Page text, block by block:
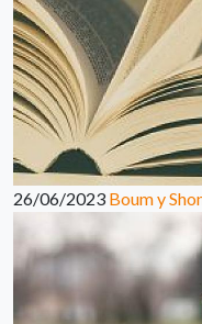
26/06/2023 Boum y